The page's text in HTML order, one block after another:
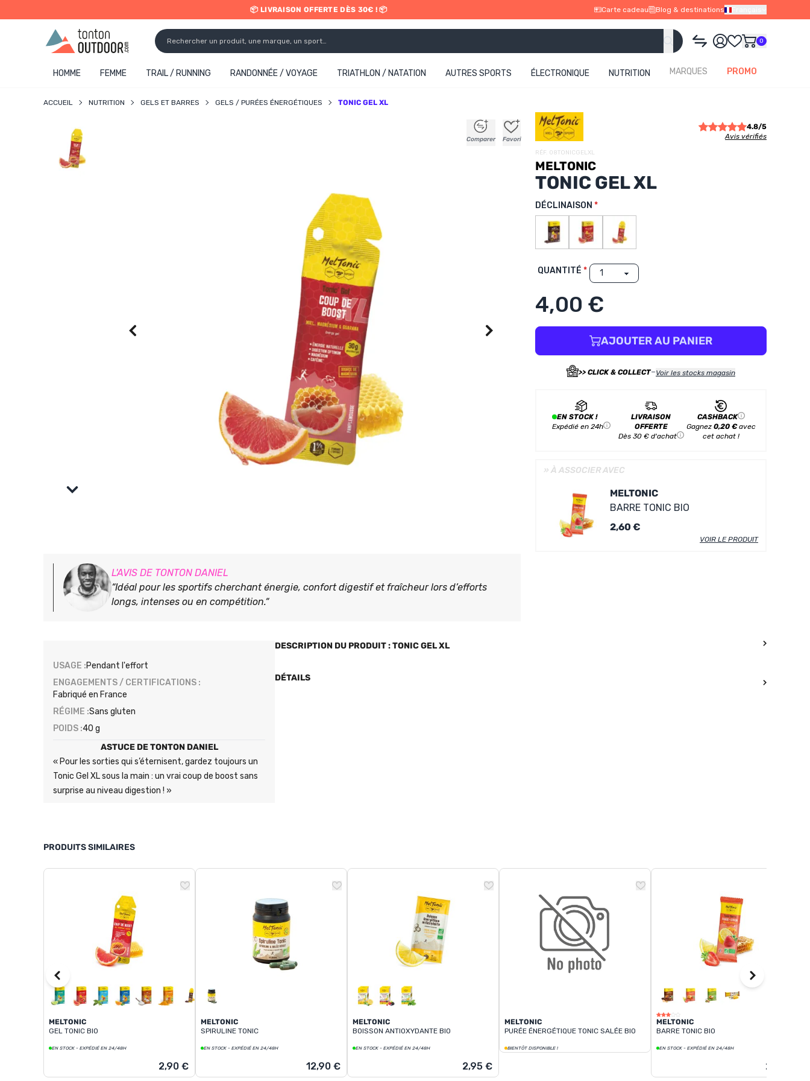
content
📦 LIVRAISON OFFERTE DÈS 30€ ! 📦
✨ RETRAIT EN MAGASIN GRATUIT
Carte cadeau Blog & destinations
0
HOMME FEMME TRAIL / RUNNING RANDONNÉE / VOYAGE TRIATHLON / NATATION AUTRES SPORTS ÉLECTRONIQUE NUTRITION MARQUES PROMO
ACCUEIL NUTRITION GELS ET BARRES GELS / PURÉES ÉNERGÉTIQUES TONIC GEL XL
+
+
Comparer
+
+
Favori
L'AVIS DE TONTON DANIEL
“Idéal pour les sportifs cherchant énergie, confort digestif et fraîcheur lors d’efforts
longs, intenses ou en compétition.“
4.8/5
Avis vérifiés
RÉF. 08TONICGELXL
MELTONIC
TONIC GEL XL
DÉCLINAISON
QUANTITÉ
4,00 €
AJOUTER AU PANIER
>> CLICK & COLLECT-Voir les stocks magasin
EN STOCK !
Expédié en 24h
LIVRAISON
OFFERTE
Dès 30 € d'achat
CASHBACK
Gagnez 0,20 €avec
cet achat !
» À ASSOCIER AVEC
MELTONIC
BARRE TONIC BIO
2,60 €
VOIR LE PRODUIT
USAGE :Pendant l'effort
ENGAGEMENTS / CERTIFICATIONS :
Fabriqué en France
RÉGIME :Sans gluten
POIDS :40 g
ASTUCE DE TONTON DANIEL
« Pour les sorties qui s’éternisent, gardez toujours un
Tonic Gel XL sous la main : un vrai coup de boost sans
surprise au niveau digestion ! »
DESCRIPTION DU PRODUIT : TONIC GEL XL
DÉTAILS
PRODUITS SIMILAIRES
MELTONIC
GEL TONIC BIO
EN STOCK - EXPÉDIÉ EN 24/48H
2,90 €
MELTONIC
SPIRULINE TONIC
EN STOCK - EXPÉDIÉ EN 24/48H
12,90 €
MELTONIC
BOISSON ANTIOXYDANTE BIO
EN STOCK - EXPÉDIÉ EN 24/48H
2,95 €
MELTONIC
PURÉE ÉNERGÉTIQUE TONIC SALÉE BIO
BIENTÔT DISPONIBLE !
MELTONIC
BARRE TONIC BIO
EN STOCK - EXPÉDIÉ EN 24/48H
2,60 €